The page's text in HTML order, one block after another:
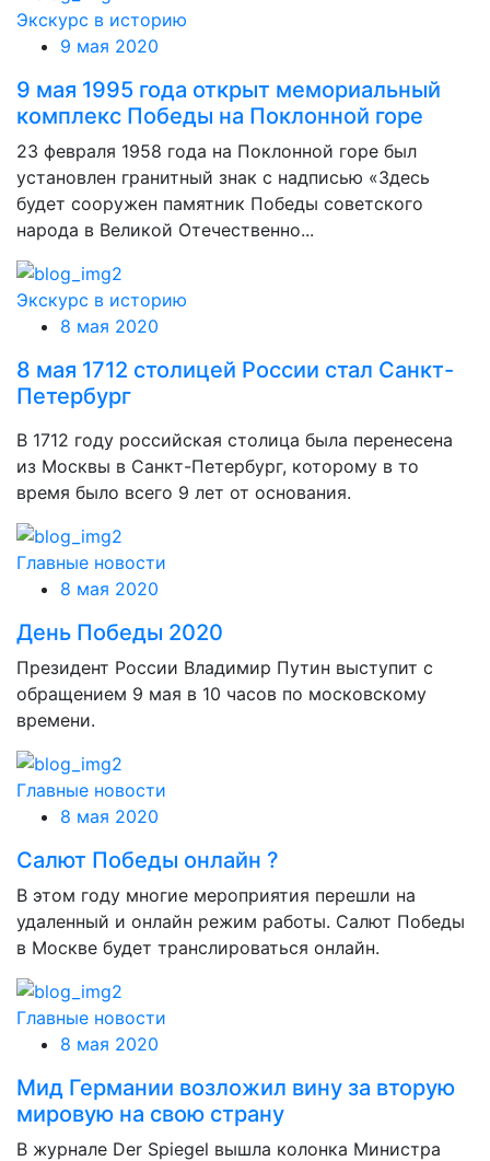
Экскурс в историю
9 мая 2020
9 мая 1995 года открыт мемориальный
комплекс Победы на Поклонной горе
23 февраля 1958 года на Поклонной горе был
установлен гранитный знак с надписью «Здесь
будет сооружен памятник Победы советского
народа в Великой Отечественно...
Экскурс в историю
8 мая 2020
8 мая 1712 столицей России стал Санкт-
Петербург
В 1712 году российская столица была перенесена
из Москвы в Санкт-Петербург, которому в то
время было всего 9 лет от основания.
Главные новости
8 мая 2020
День Победы 2020
Президент России Владимир Путин выступит с
обращением 9 мая в 10 часов по московскому
времени.
Главные новости
8 мая 2020
Салют Победы онлайн ?
В этом году многие мероприятия перешли на
удаленный и онлайн режим работы. Салют Победы
в Москве будет транслироваться онлайн.
Главные новости
8 мая 2020
Мид Германии возложил вину за вторую
мировую на свою страну
В журнале Der Spiegel вышла колонка Министра